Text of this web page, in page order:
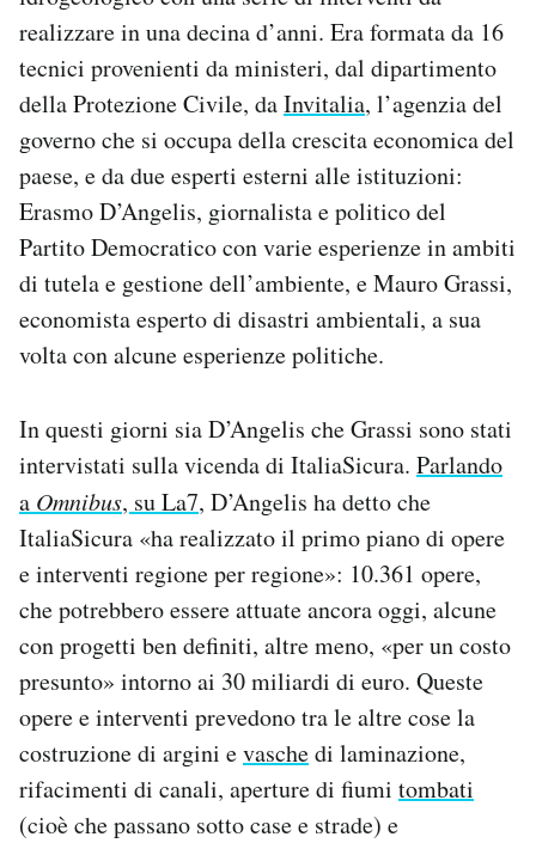
realizzare in una decina d’anni. Era formata da 16
tecnici provenienti da ministeri, dal dipartimento
della Protezione Civile, daInvitalia, l’agenzia del
governo che si occupa della crescita economica del
paese, e da due esperti esterni alle istituzioni:
Erasmo D’Angelis, giornalista e politico del
Partito Democratico con varie esperienze in ambiti
di tutela e gestione dell’ambiente, e Mauro Grassi,
economista esperto di disastri ambientali, a sua
volta con alcune esperienze politiche.
In questi giorni sia D’Angelis che Grassi sono stati
intervistati sulla vicenda di ItaliaSicura. Parlando
a Omnibus, su La7, D’Angelis ha detto che
ItaliaSicura «ha realizzato il primo piano di opere
e interventi regione per regione»: 10.361 opere,
che potrebbero essere attuate ancora oggi, alcune
con progetti ben definiti, altre meno, «per un costo
presunto» intorno ai 30 miliardi di euro. Queste
opere e interventi prevedono tra le altre cose la
costruzione di argini evaschedi laminazione,
rifacimenti di canali, aperture di fiumi tombati
(cioè che passano sotto case e strade) e